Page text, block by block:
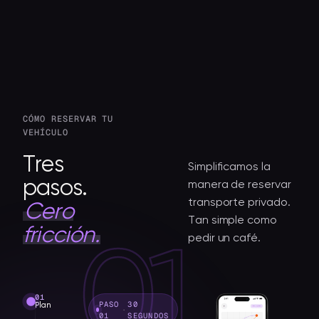
CÓMO RESERVAR TU
VEHÍCULO
Tres
pasos.
Cero
fricción.
Simplificamos la
manera de reservar
transporte privado.
Tan simple como
pedir un café.
01
Plan
PASO
01
·
30
SEGUNDOS